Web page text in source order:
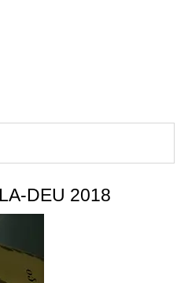
DEU 2018